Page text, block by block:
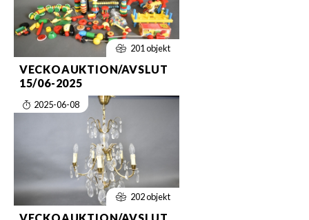
201 objekt
VECKOAUKTION/AVSLUT
15/06-2025
2025-06-08
202 objekt